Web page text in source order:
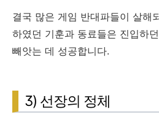
결국 많은 게임 반대파들이 살해
하였던 기훈과 동료들은 진입하
빼앗는 데 성공합니다.
3) 선장의 정체